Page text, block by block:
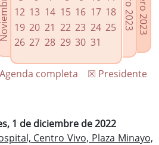
de gobierno
12 13 14 15 16 17 18
19 20 21 22 23 24 25
26 27 28 29 30 31
☒ Presidente
completa
1 de diciembre de 2022
Centro Vivo, Plaza Minayo,